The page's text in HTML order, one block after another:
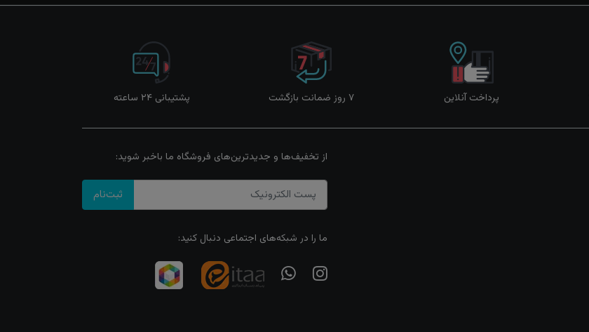
پرداخت آنلاین ۷ روز ضمانت بازگشت پشتیبانی ۲۴ ساعته
از تخفیف‌ها و جدیدترین‌های فروشگاه ما باخبر شوید:
ثبت‌نام
ما را در شبکه‌های اجتماعی دنبال کنید: